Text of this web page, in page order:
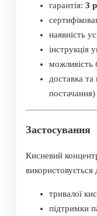
гарантія: 3
наявність
інструкція
можливість
доставка
постачання)
Застосування
Кисневий
використовується
тривалої
підтримки